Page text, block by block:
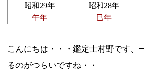
昭和29年
午年
昭和28年
巳年
こんにちは・・・鑑定士村野です、
るのがつらいですね・・